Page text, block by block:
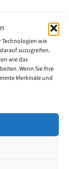
wie
zuzugreifen.
wie das
Wenn Sie Ihre
Merkmale und
in den
einem sehr
die Zahl der
– 2023 ist
erkennen.